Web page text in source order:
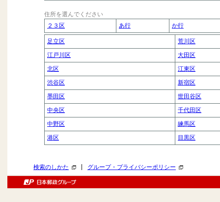
住所を選んでください
２３区
あ行 か行
足立区
荒川区
江戸川区
大田区
北区
江東区
渋谷区
新宿区
墨田区
世田谷区
中央区
千代田区
中野区
練馬区
港区
目黒区
検索のしかた グループ・プライバシーポリシー